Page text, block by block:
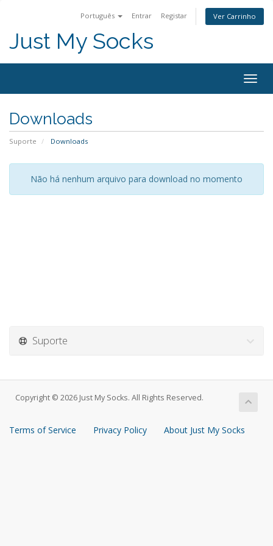
Português Entrar Registar Ver Carrinho
Just My Socks
Downloads
Suporte Downloads
Não há nenhum arquivo para download no momento
Suporte
Copyright © 2026 Just My Socks. All Rights Reserved.
Terms of Service Privacy Policy About Just My Socks